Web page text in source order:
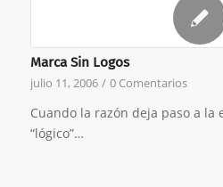
Marca Sin Logos
julio 11, 2006 / 0 Comentarios
Cuando la razón deja paso a la
“lógico”…